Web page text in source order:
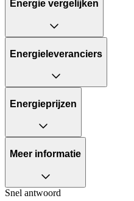
Energie vergelijken
Energieleveranciers
Energieprijzen
Meer informatie
Snel antwoord